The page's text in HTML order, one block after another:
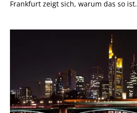
Frankfurt zeigt sich, warum das so ist.